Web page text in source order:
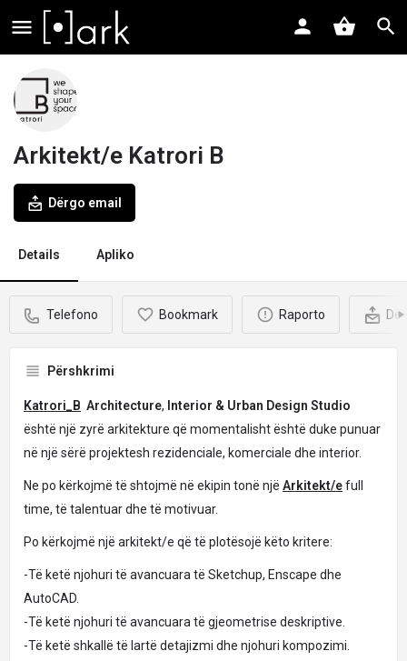
Arkitekt/e Katrori B
Dërgo email
Details Apliko
Telefono Bookmark Raporto
Përshkrimi
Katrori_B Architecture, Interior & Urban Design Studio
është një zyrë arkitekture që momentalisht është duke punuar
në një sërë projektesh rezidenciale, komerciale dhe interior.
Ne po kërkojmë të shtojmë në ekipin tonë një Arkitekt/efull
time, të talentuar dhe të motivuar.
Po kërkojmë një arkitekt/e që të plotësojë këto kritere:
-Të ketë njohuri të avancuara të Sketchup, Enscape dhe
AutoCAD.
-Të ketë njohuri të avancuara të gjeometrise deskriptive.
-Të ketë shkallë të lartë detajizmi dhe njohuri kompozimi.